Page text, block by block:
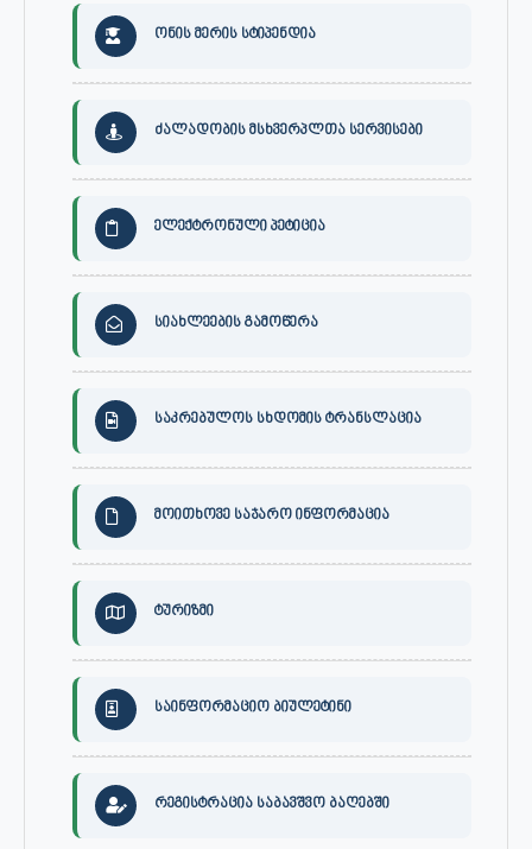
ონის მერის სტიპენდია
ძალადობის მსხვერპლთა სერვისები
ელექტრონული პეტიცია
სიახლეების გამოწერა
საკრებულოს სხდომის ტრანსლაცია
მოითხოვე საჯარო ინფორმაცია
ტურიზმი
საინფორმაციო ბიულეტინი
რეგისტრაცია საბავშვო ბაღებში